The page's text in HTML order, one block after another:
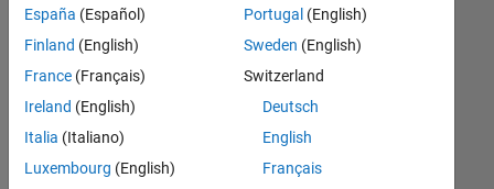
die
Suchkriterien
weiter
fassen
oder
alle
Stellenangebote
anzeigen .
España (Español)
Finland (English)
France (Français)
Ireland (English)
Italia (Italiano)
Luxembourg (English)
Portugal (English)
Sweden (English)
Switzerland
Deutsch
English
Français